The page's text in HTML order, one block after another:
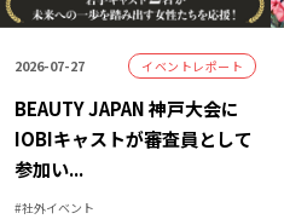
2026-07-27 イベントレポート
BEAUTY JAPAN 神戸大会に
IOBIキャストが審査員として
参加い...
#社外イベント